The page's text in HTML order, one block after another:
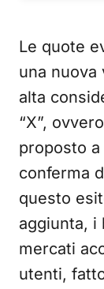
Le quote
una nuova
alta
“X”,
proposto
conferma
questo
aggiunta, i
mercati
utenti,